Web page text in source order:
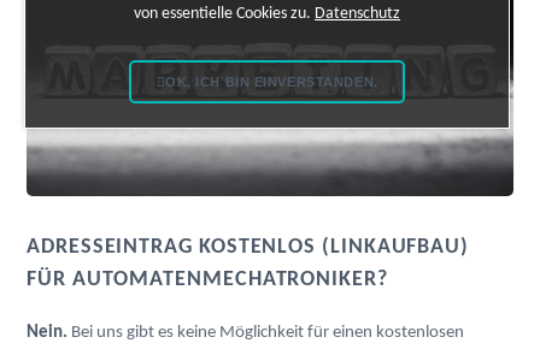
ADRESSEINTRAG KOSTENLOS (LINKAUFBAU)
FÜR AUTOMATENMECHATRONIKER?
Nein. Bei uns gibt es keine Möglichkeit für einen kostenlosen
von essentielle Cookies zu. Datenschutz
OK, ICH BIN EINVERSTANDEN.